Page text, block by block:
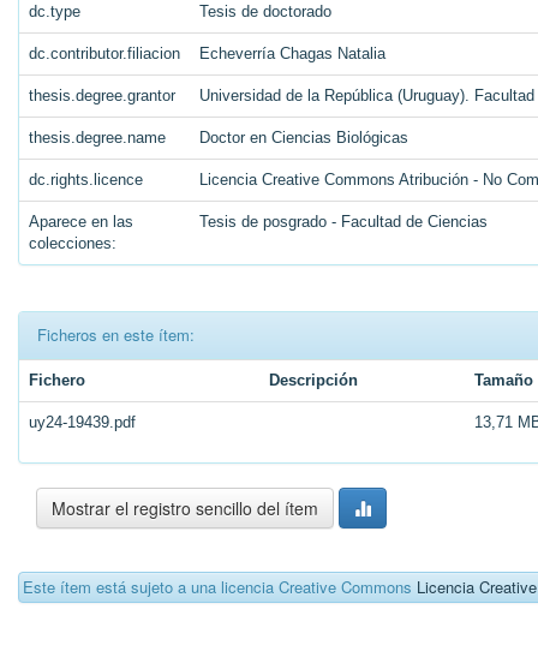
dc.type Tesis de doctorado
dc.contributor.filiacion Echeverría Chagas Natalia
thesis.degree.grantor Universidad de la República (Uruguay).
thesis.degree.name Doctor en Ciencias Biológicas
dc.rights.licence Licencia Creative Commons Atribución - No
Aparece en las
colecciones:
Tesis de posgrado - Facultad de Ciencias
Ficheros en este ítem:
Fichero Descripción Tamaño
uy24-19439.pdf 13,71
Mostrar el registro sencillo del ítem
Este ítem está sujeto a una licencia Creative Commons Licencia